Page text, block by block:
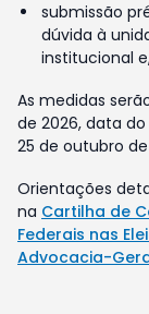
submissão
dúvida à
institucional
As medidas
de 2026, data
25 de outubro
Orientações
na Cartilha de
Federais nas
Advocacia-